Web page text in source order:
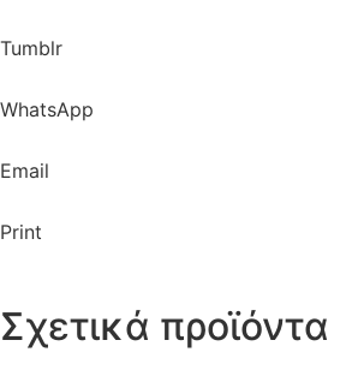
Tumblr
WhatsApp
Email
Print
Σχετικά προϊόντα